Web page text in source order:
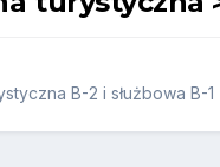
B-2 i służbowa B-1